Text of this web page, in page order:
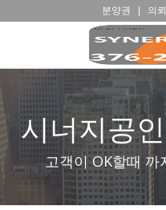
분양권 의
시너지공
고객이 OK할때 까